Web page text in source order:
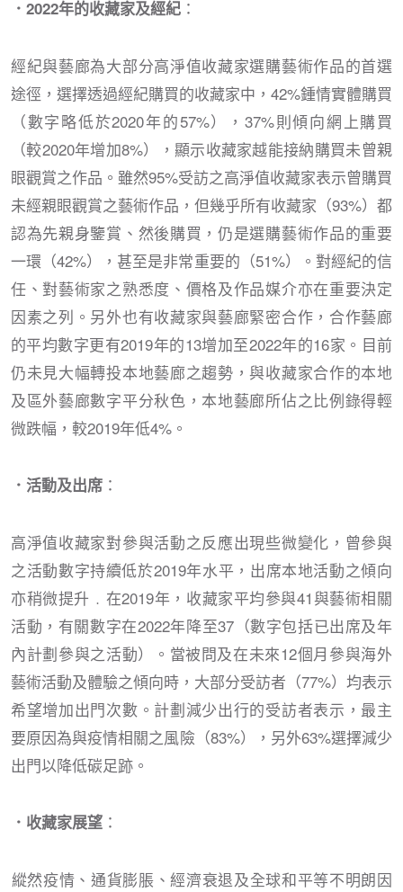
．2022年的收藏家及經紀 ：
經紀與藝廊為大部分高淨值收藏家選購藝術作品的首選
途徑，選擇透過經紀購買的收藏家中，42%鍾情實體購買
（數字略低於2020年的57%），37%則傾向網上購買
（較2020年增加8%），顯示收藏家越能接納購買未曾親
眼觀賞之作品。雖然95%受訪之高淨值收藏家表示曾購買
未經親眼觀賞之藝術作品，但幾乎所有收藏家（93%）都
認為先親身鑒賞、然後購買，仍是選購藝術作品的重要
一環（42%），甚至是非常重要的（51%）。對經紀的信
任、對藝術家之熟悉度、價格及作品媒介亦在重要決定
因素之列。另外也有收藏家與藝廊緊密合作，合作藝廊
的平均數字更有2019年的13增加至2022年的16家。目前
仍未見大幅轉投本地藝廊之趨勢，與收藏家合作的本地
及區外藝廊數字平分秋色，本地藝廊所佔之比例錄得輕
微跌幅，較2019年低4%。
．活動及出席 ：
高淨值收藏家對參與活動之反應出現些微變化，曾參與
之活動數字持續低於2019年水平，出席本地活動之傾向
亦稍微提升﹒在2019年，收藏家平均參與41與藝術相關
活動，有關數字在2022年降至37（數字包括已出席及年
內計劃參與之活動）。當被問及在未來12個月參與海外
藝術活動及體驗之傾向時，大部分受訪者（77%）均表示
希望增加出門次數。計劃減少出行的受訪者表示，最主
要原因為與疫情相關之風險（83%），另外63%選擇減少
出門以降低碳足跡。
​​​​​​​．收藏家展望 ：
​​​​​​​縱然疫情、通貨膨脹、經濟衰退及全球和平等不明朗因